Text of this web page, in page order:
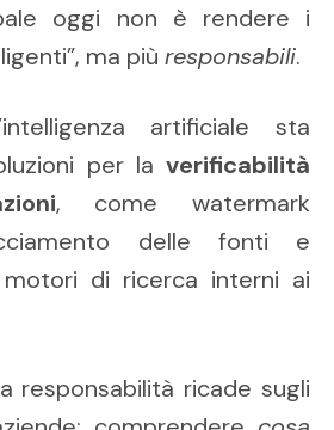
oggi non è rendere i
ma più responsabili.
artificiale sta
per la verificabilità
, come watermark
delle fonti e
di ricerca interni ai
responsabilità ricade sugli